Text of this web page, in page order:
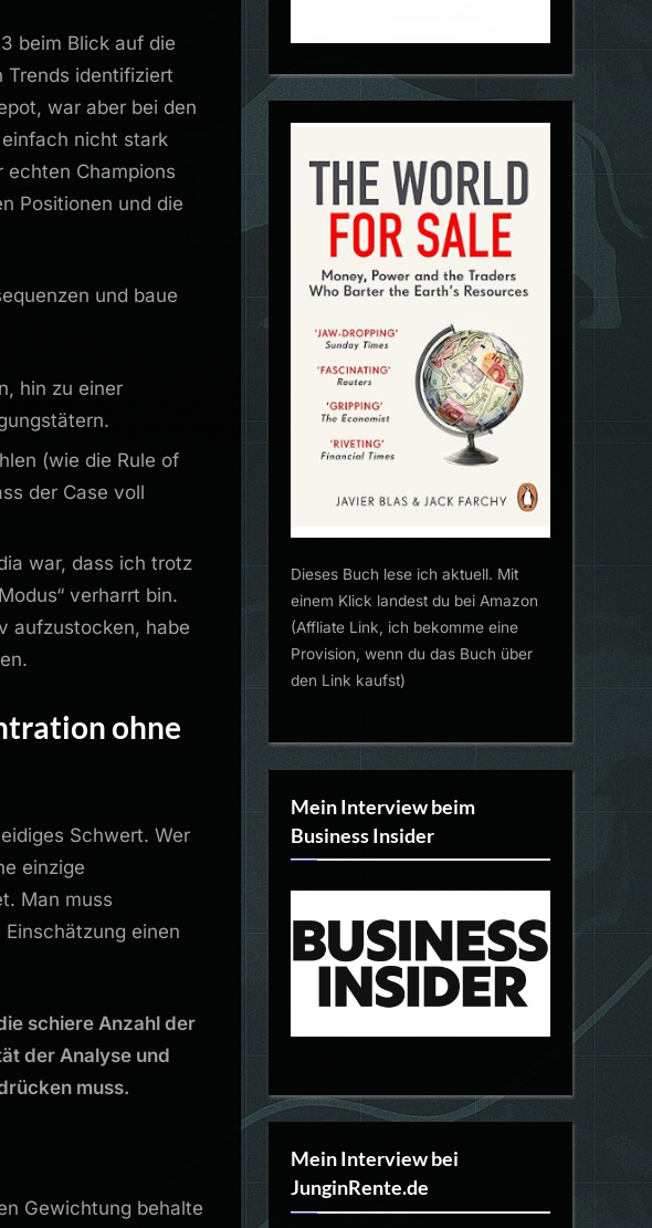
beim Blick auf die
identifiziert
war aber bei den
nicht stark
echten Champions
Positionen und die
und baue
hin zu einer
(wie die Rule of
der Case voll
war, dass ich trotz
verharrt bin.
aufzustocken, habe
ohne
Schwert. Wer
einzige
Man muss
einen
schiere Anzahl der
der Analyse und
muss.
Gewichtung behalte
Dieses Buch lese ich aktuell. Mit
einem Klick landest du bei Amazon
(Affliate Link, ich bekomme eine
Provision, wenn du das Buch über
den Link kaufst)
Mein Interview beim
Business Insider
Mein Interview bei
JunginRente.de